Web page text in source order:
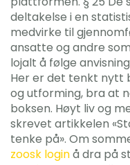
deltakelse i en
medvirke til
ansatte og andre
lojalt å følge
Her er det tenkt nytt
og utforming, bra at
boksen. Høyt liv og
skrevet artikkelen
tenke på». Om
zoosk loginå dra på